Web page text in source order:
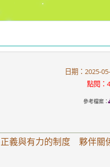
日期：2025-
點閱：
參考檔案：
義與有力的制度 夥伴關